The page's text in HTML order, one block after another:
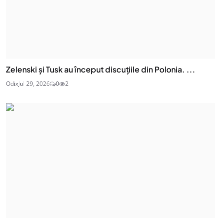
Zelenski și Tusk au început discuțiile din Polonia. ...
OdixJul 29, 2026 0 2